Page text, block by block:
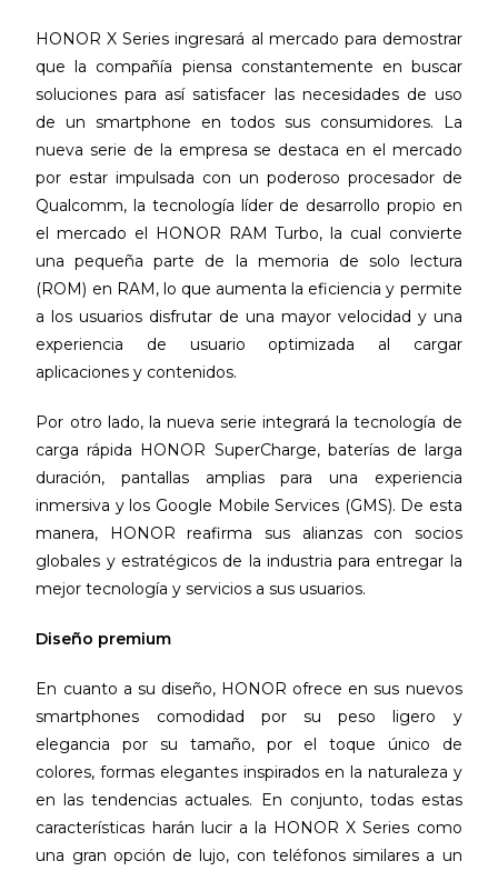
HONOR X Series ingresará al mercado para demostrar
que la compañía piensa constantemente en buscar
soluciones para así satisfacer las necesidades de uso
de un smartphone en todos sus consumidores. La
nueva serie de la empresa se destaca en el mercado
por estar impulsada con un poderoso procesador de
Qualcomm, la tecnología líder de desarrollo propio en
el mercado el HONOR RAM Turbo, la cual convierte
una pequeña parte de la memoria de solo lectura
(ROM) en RAM, lo que aumenta la eficiencia y permite
a los usuarios disfrutar de una mayor velocidad y una
experiencia de usuario optimizada al cargar
aplicaciones y contenidos.
Por otro lado, la nueva serie integrará la tecnología de
carga rápida HONOR SuperCharge, baterías de larga
duración, pantallas amplias para una experiencia
inmersiva y los Google Mobile Services (GMS). De esta
manera, HONOR reafirma sus alianzas con socios
globales y estratégicos de la industria para entregar la
mejor tecnología y servicios a sus usuarios.
Diseño premium
En cuanto a su diseño, HONOR ofrece en sus nuevos
smartphones comodidad por su peso ligero y
elegancia por su tamaño, por el toque único de
colores, formas elegantes inspirados en la naturaleza y
en las tendencias actuales. En conjunto, todas estas
características harán lucir a la HONOR X Series como
una gran opción de lujo, con teléfonos similares a un